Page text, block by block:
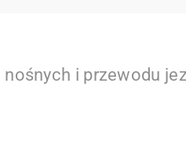
i przewodu